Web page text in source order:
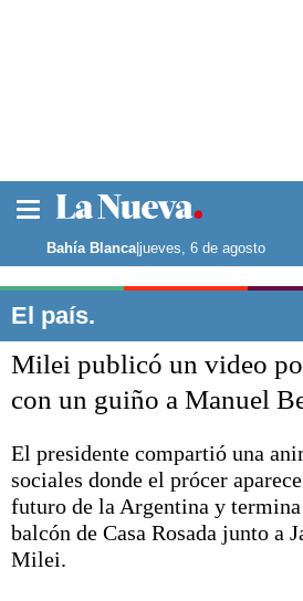
Noticias
La ciudad
Punta Alta
El mundo
Seguridad
Deportes
Liga del
Fútbol
Bahía Blanca|jueves, 6 de agosto
El país.
Milei publicó un video
con un guiño a Manuel
El presidente compartió una
sociales donde el prócer
futuro de la Argentina y termina
balcón de Casa Rosada junto a
Milei.